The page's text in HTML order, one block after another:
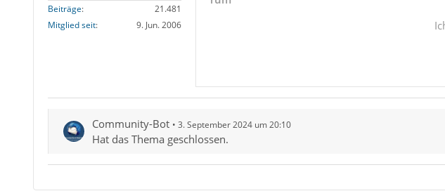
Beiträge
21.481
Mitglied seit
9. Jun. 2006
Community-Bot 3. September 2024 um 20:10
Hat das Thema geschlossen.